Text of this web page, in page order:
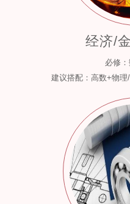
经济/
必修
建议搭配：高数+物